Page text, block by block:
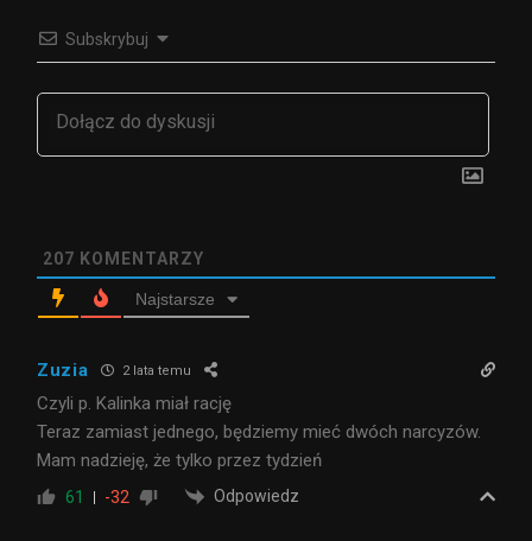
Subskrybuj
207 KOMENTARZY
Najstarsze
Zuzia 2 lata temu
Czyli p. Kalinka miał rację
Teraz zamiast jednego, będziemy mieć dwóch narcyzów.
Mam nadzieję, że tylko przez tydzień
61 -32 Odpowiedz